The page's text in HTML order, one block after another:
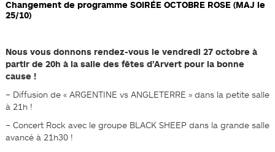
Changement de programme SOIRÉE OCTOBRE ROSE (MAJ le
25/10)
Nous vous donnons rendez-vous le vendredi 27 octobre à
partir de 20h à la salle des fêtes d’Arvert pour la bonne
cause !
– Diffusion de « ARGENTINE vs ANGLETERRE » dans la petite salle
à 21h !
– Concert Rock avec le groupe BLACK SHEEPdans la grande salle
avancé à 21h30 !